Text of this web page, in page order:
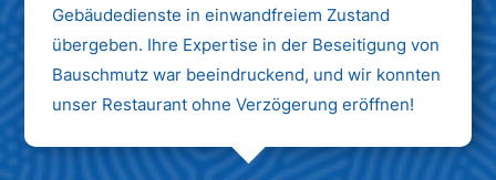
Gebäudedienste in einwandfreiem Zustand
übergeben. Ihre Expertise in der Beseitigung von
Bauschmutz war beeindruckend, und wir konnten
unser Restaurant ohne Verzögerung eröffnen!